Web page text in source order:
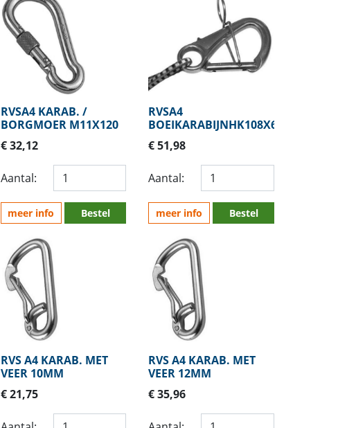
RVSA4 KARAB. /
BORGMOER M11X120
€ 32,12
Aantal:
meer info Bestel
RVSA4
BOEIKARABIJNHK108X63MM
€ 51,98
Aantal:
meer info Bestel
RVS A4 KARAB. MET
VEER 10MM
€ 21,75
RVS A4 KARAB. MET
VEER 12MM
€ 35,96